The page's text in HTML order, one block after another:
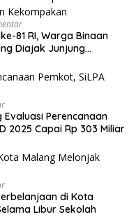
81 RI, Warga Binaan
Diajak Junjung
Evaluasi Perencanaan
2025 Capai Rp 303 Miliar
di Kota
Libur Sekolah